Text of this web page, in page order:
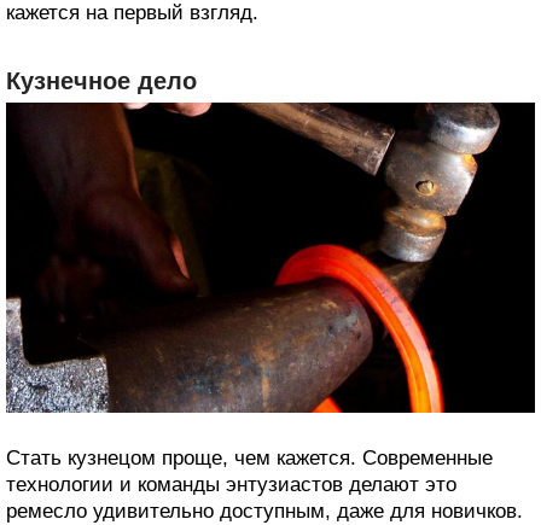
кажется на первый взгляд.
Кузнечное дело
Стать кузнецом проще, чем кажется. Современные
технологии и команды энтузиастов делают это
ремесло удивительно доступным, даже для новичков.